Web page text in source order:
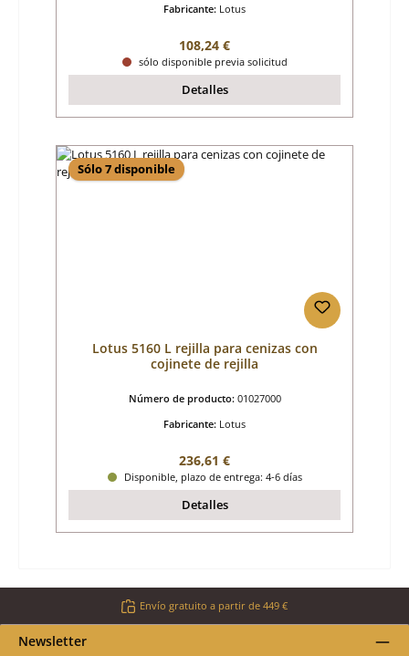
Fabricante: Lotus
Precio normal:
108,24 €
sólo disponible previa solicitud
Detalles
Sólo 7 disponible
Lotus 5160 L rejilla para cenizas con
cojinete de rejilla
Número de producto: 01027000
Fabricante: Lotus
Precio normal:
236,61 €
Disponible, plazo de entrega: 4-6 días
Detalles
Envío gratuito a partir de 449 €
Newsletter